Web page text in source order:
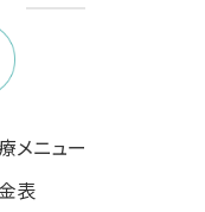
メニュー
表